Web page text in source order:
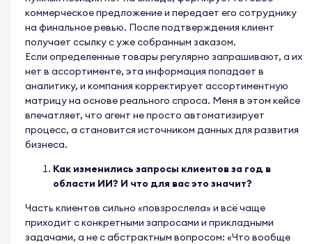
коммерческое предложение и передает его сотруднику
на финальное ревью. После подтверждения клиент
получает ссылку с уже собранным заказом.
Если определенные товары регулярно запрашивают, а их
нет в ассортименте, эта информация попадает в
аналитику, и компания корректирует ассортиментную
матрицу на основе реального спроса. Меня в этом кейсе
впечатляет, что агент не просто автоматизирует
процесс, а становится источником данных для развития
бизнеса.
Как изменились запросы клиентов за год в
области ИИ? И что для вас это значит?
Часть клиентов сильно «повзрослела» и всё чаще
приходит с конкретными запросами и прикладными
задачами, а не с абстрактным вопросом: «Что вообще